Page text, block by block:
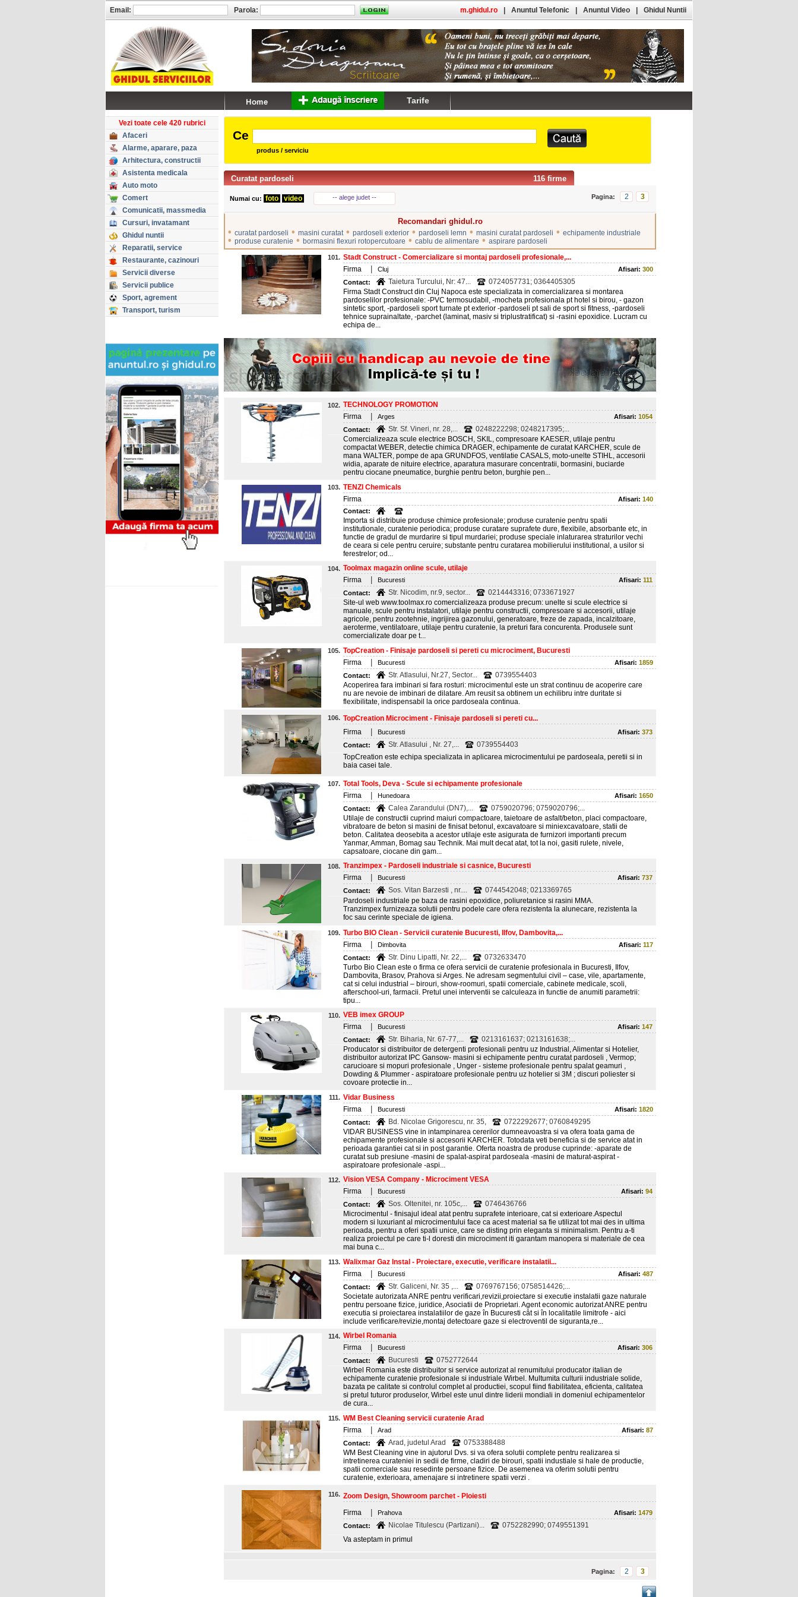
Vezi toate cele 420 rubrici
Afaceri
Alarme, aparare, paza
Arhitectura, constructii
Asistenta medicala
Auto moto
Comert
Comunicatii, massmedia
Cursuri, invatamant
Ghidul nuntii
Reparatii, service
Restaurante, cazinouri
Servicii diverse
Servicii publice
Sport, agrement
Transport, turism
Ce
produs / serviciu
116 firme
Curatat pardoseli
Numai cu: foto video -- alege judet -- Pagina: 2 3
Recomandari ghidul.ro
• curatat pardoseli • masini curatat • pardoseli exterior • pardoseli lemn • masini curatat pardoseli • echipamente industriale
• produse curatenie • bormasini flexuri rotopercutoare • cablu de alimentare • aspirare pardoseli
101. Stadt Construct - Comercializare si montaj pardoseli profesionale,...
Firma
Cluj Afisari: 300
Contact:
Taietura Turcului, Nr: 47...
0724057731; 0364405305
Firma Stadt Construct din Cluj Napoca este specializata in comercializarea si montarea
pardoselilor profesionale: -PVC termosudabil, -mocheta profesionala pt hotel si birou, - gazon
sintetic sport, -pardoseli sport turnate pt exterior -pardoseli pt sali de sport si fitness, -pardoseli
tehnice suprainaltate, -parchet (laminat, masiv si triplustratificat) si -rasini epoxidice. Lucram cu
echipa de...
102. TECHNOLOGY PROMOTION
Firma
Arges Afisari: 1054
Contact:
Str. Sf. Vineri, nr. 28,...
0248222298; 0248217395;...
Comercializeaza scule electrice BOSCH, SKIL, compresoare KAESER, utilaje pentru
compactat WEBER, detectie chimica DRAGER, echipamente de curatat KARCHER, scule de
mana WALTER, pompe de apa GRUNDFOS, ventilatie CASALS, moto-unelte STIHL, accesorii
widia, aparate de nituire electrice, aparatura masurare concentratii, bormasini, buciarde
pentru ciocane pneumatice, burghie pentru beton, burghie pen...
103. TENZI Chemicals
Firma
Afisari: 140
Contact:
Importa si distribuie produse chimice profesionale; produse curatenie pentru spatii
institutionale, curatenie periodica; produse curatare suprafete dure, flexibile, absorbante etc, in
functie de gradul de murdarire si tipul murdariei; produse speciale inlaturarea straturilor vechi
de ceara si cele pentru ceruire; substante pentru curatarea mobilierului institutional, a usilor si
ferestrelor; od...
104. Toolmax magazin online scule, utilaje
Firma
Bucuresti Afisari: 111
Contact:
Str. Nicodim, nr.9, sector...
0214443316; 0733671927
Site-ul web www.toolmax.ro comercializeaza produse precum: unelte si scule electrice si
manuale, scule pentru instalatori, utilaje pentru constructii, compresoare si accesorii, utilaje
agricole, pentru zootehnie, ingrijirea gazonului, generatoare, freze de zapada, incalzitoare,
aeroterme, ventilatoare, utilaje pentru curatenie, la preturi fara concurenta. Produsele sunt
comercializate doar pe t...
105. TopCreation - Finisaje pardoseli si pereti cu microciment, Bucuresti
Firma
Bucuresti Afisari: 1859
Contact:
Str. Atlasului, Nr.27, Sector...
0739554403
Acoperirea fara imbinari si fara rosturi: microcimentul este un strat continuu de acoperire care
nu are nevoie de imbinari de dilatare. Am reusit sa obtinem un echilibru intre duritate si
flexibilitate, indispensabil la orice pardoseala continua.
106. TopCreation Microciment - Finisaje pardoseli si pereti cu...
Firma
Bucuresti Afisari: 373
Contact:
Str. Atlasului , Nr. 27,...
0739554403
TopCreation este echipa specializata in aplicarea microcimentului pe pardoseala, peretii si in
baia casei tale.
107. Total Tools, Deva - Scule si echipamente profesionale
Firma
Hunedoara Afisari: 1650
Contact:
Calea Zarandului (DN7),...
0759020796; 0759020796;...
Utilaje de constructii cuprind maiuri compactoare, taietoare de asfalt/beton, placi compactoare,
vibratoare de beton si masini de finisat betonul, excavatoare si miniexcavatoare, statii de
beton. Calitatea deosebita a acestor utilaje este asigurata de furnizori importanti precum
Yanmar, Amman, Bomag sau Technik. Mai mult decat atat, tot la noi, gasiti rulete, nivele,
capsatoare, ciocane din gam...
108. Tranzimpex - Pardoseli industriale si casnice, Bucuresti
Firma
Bucuresti Afisari: 737
Contact:
Sos. Vitan Barzesti , nr....
0744542048; 0213369765
Pardoseli industriale pe baza de rasini epoxidice, poliuretanice si rasini MMA.
Tranzimpex furnizeaza solutii pentru podele care ofera rezistenta la alunecare, rezistenta la
foc sau cerinte speciale de igiena.
109. Turbo BIO Clean - Servicii curatenie Bucuresti, Ilfov, Dambovita,...
Firma
Dimbovita Afisari: 117
Contact:
Str. Dinu Lipatti, Nr. 22,...
0732633470
Turbo Bio Clean este o firma ce ofera servicii de curatenie profesionala in Bucuresti, Ilfov,
Dambovita, Brasov, Prahova si Arges. Ne adresam segmentului civil – case, vile, apartamente,
cat si celui industrial – birouri, show-roomuri, spatii comerciale, cabinete medicale, scoli,
afterschool-uri, farmacii. Pretul unei interventii se calculeaza in functie de anumiti parametrii:
tipu...
110. VEB imex GROUP
Firma
Bucuresti Afisari: 147
Contact:
Str. Biharia, Nr. 67-77,...
0213161637; 0213161638;...
Producator si distribuitor de detergenti profesionali pentru uz Industrial, Alimentar si Hotelier,
distribuitor autorizat IPC Gansow- masini si echipamente pentru curatat pardoseli , Vermop;
carucioare si mopuri profesionale , Unger - sisteme profesionale pentru spalat geamuri ,
Dowding & Plummer - aspiratoare profesionale pentru uz hotelier si 3M ; discuri poliester si
covoare protectie in...
111. Vidar Business
Firma
Bucuresti Afisari: 1820
Contact:
Bd. Nicolae Grigorescu, nr. 35,
0722292677; 0760849295
VIDAR BUSINESS vine in intampinarea cererilor dumneavoastra si va ofera toata gama de
echipamente profesionale si accesorii KARCHER. Totodata veti beneficia si de service atat in
perioada garantiei cat si in post garantie. Oferta noastra de produse cuprinde: -aparate de
curatat sub presiune -masini de spalat-aspirat pardoseala -masini de maturat-aspirat -
aspiratoare profesionale -aspi...
112. Vision VESA Company - Microciment VESA
Firma
Bucuresti Afisari: 94
Contact:
Sos. Oltenitei, nr. 105c,...
0746436766
Microcimentul - finisajul ideal atat pentru suprafete interioare, cat si exterioare.Aspectul
modern si luxuriant al microcimentului face ca acest material sa fie utilizat tot mai des in ultima
perioada, pentru a oferi spatii unice, care se disting prin eleganta si minimalism. Pentru a-ti
realiza proiectul pe care ti-l doresti din microciment iti garantam manopera si materiale de cea
mai buna c...
113. Walixmar Gaz Instal - Proiectare, executie, verificare instalatii...
Firma
Bucuresti Afisari: 487
Contact:
Str. Galiceni, Nr. 35 ,...
0769767156; 0758514426;...
Societate autorizata ANRE pentru verificari,revizii,proiectare si executie instalatii gaze naturale
pentru persoane fizice, juridice, Asociatii de Proprietari. Agent economic autorizat ANRE pentru
executia si proiectarea instalatiilor de gaze în Bucuresti cât si în localitatile limitrofe - aici
include verificare/revizie,montaj detectoare gaze si electroventil de siguranta,re...
114. Wirbel Romania
Firma
Bucuresti Afisari: 306
Contact:
Bucuresti
0752772644
Wirbel Romania este distribuitor si service autorizat al renumitului producator italian de
echipamente curatenie profesionale si industriale Wirbel. Multumita culturii industriale solide,
bazata pe calitate si controlul complet al productiei, scopul fiind fiabilitatea, eficienta, calitatea
si pretul tuturor produselor, Wirbel este unul dintre liderii mondiali in domeniul echipamentelor
de cura...
115. WM Best Cleaning servicii curatenie Arad
Firma
Arad Afisari: 87
Contact:
Arad, judetul Arad
0753388488
WM Best Cleaning vine in ajutorul Dvs. si va ofera solutii complete pentru realizarea si
intretinerea curateniei in sedii de firme, cladiri de birouri, spatii industiale si hale de productie,
spatii comerciale sau resedinte persoane fizice. De asemenea va oferim solutii pentru
curatenie, exterioara, amenajare si intretinere spatii verzi .
116. Zoom Design, Showroom parchet - Ploiesti
Firma
Prahova Afisari: 1479
Contact:
Nicolae Titulescu (Partizani)...
0752282990; 0749551391
Va asteptam in primul
Pagina: 2 3
Email: Parola: m.ghidul.ro Anuntul Telefonic Anuntul Video Ghidul Nuntii
Tarife